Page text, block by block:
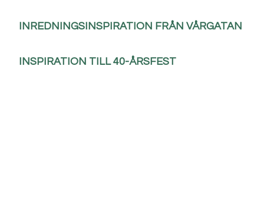
INREDNINGSINSPIRATION FRÅN VÅRGATAN
INSPIRATION TILL 40-ÅRSFEST